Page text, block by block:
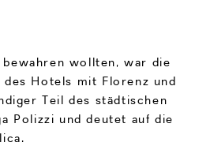
bewahren wollten, war die
Hotels mit Florenz und
Teil des städtischen
Polizzi und deutet auf die